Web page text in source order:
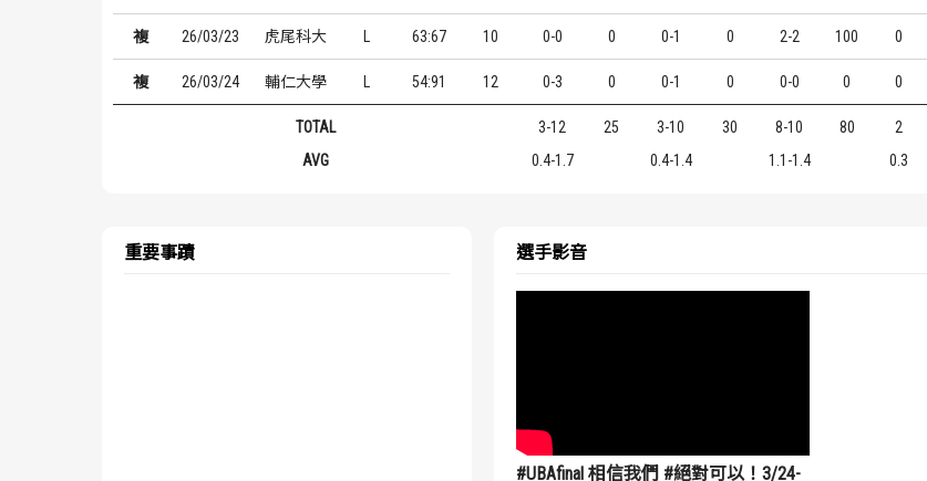
複 26/03/23 虎尾科大 L 63:67 10 0-0 0 0-1 0 2-2 100 0
複 26/03/24 輔仁大學 L 54:91 12 0-3 0 0-1 0 0-0 0 0
TOTAL 3-12 25 3-10 30 8-10 80 2
AVG
0.4-1.7 0.4-1.4 1.1-1.4 0.3
重要事蹟 選手影音
#UBAfinal 相信我們 #絕對可以！3/24-